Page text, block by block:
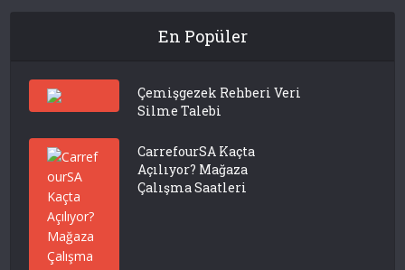
En Popüler
Çemişgezek Rehberi Veri
Silme Talebi
CarrefourSA Kaçta
Açılıyor? Mağaza
Çalışma Saatleri